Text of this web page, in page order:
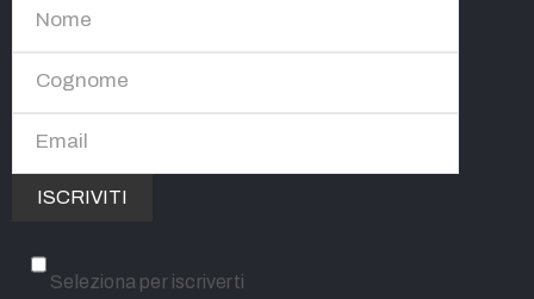
Seleziona per iscriverti